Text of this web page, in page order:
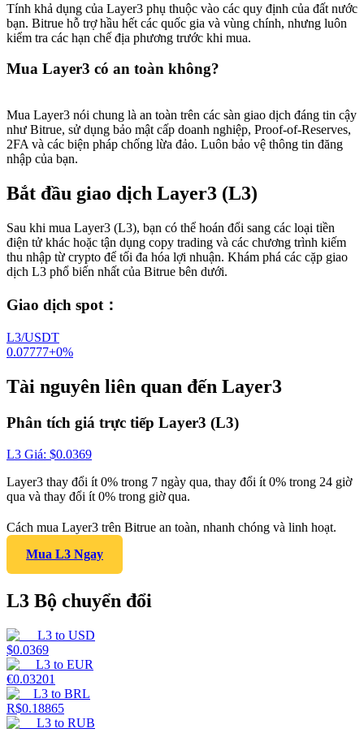
Tính khả dụng của Layer3 phụ thuộc vào các quy định của đất nước
bạn. Bitrue hỗ trợ hầu hết các quốc gia và vùng chính, nhưng luôn
kiểm tra các hạn chế địa phương trước khi mua.
Mua Layer3 có an toàn không?
Mua Layer3 nói chung là an toàn trên các sàn giao dịch đáng tin cậy
như Bitrue, sử dụng bảo mật cấp doanh nghiệp, Proof-of-Reserves,
2FA và các biện pháp chống lừa đảo. Luôn bảo vệ thông tin đăng
nhập của bạn.
Bắt đầu giao dịch Layer3 (L3)
Sau khi mua Layer3 (L3), bạn có thể hoán đổi sang các loại tiền
điện tử khác hoặc tận dụng copy trading và các chương trình kiếm
thu nhập từ crypto để tối đa hóa lợi nhuận. Khám phá các cặp giao
dịch L3 phổ biến nhất của Bitrue bên dưới.
Giao dịch spot ：
L3/USDT
0.07777+0%
Tài nguyên liên quan đến Layer3
Phân tích giá trực tiếp Layer3 (L3)
L3 Giá: $0.0369
Layer3 thay đổi ít 0% trong 7 ngày qua, thay đổi ít 0% trong 24 giờ
qua và thay đổi ít 0% trong giờ qua.
Cách mua Layer3 trên Bitrue an toàn, nhanh chóng và linh hoạt.
Mua L3 Ngay
L3 Bộ chuyển đổi
L3 to USD
$0.0369
L3 to EUR
€0.03201
L3 to BRL
R$0.18865
L3 to RUB